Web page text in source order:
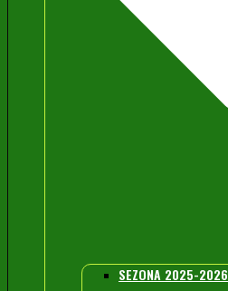
SEZONA 2025-2026